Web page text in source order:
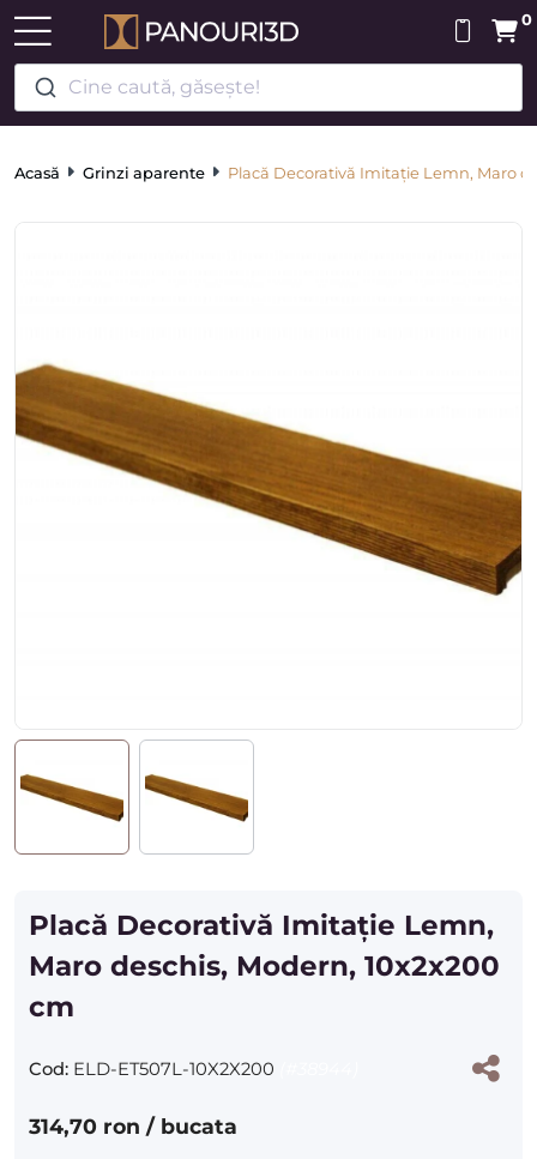
Cine caută, găsește!
0
Acasă Grinzi aparente Placă Decorativă Imitație Lemn, Maro
Placă Decorativă Imitație Lemn,
Maro deschis, Modern, 10x2x200
cm
Cod: ELD-ET507L-10X2X200
314,70 ron / bucata